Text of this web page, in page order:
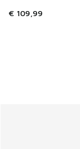
€ 109,99